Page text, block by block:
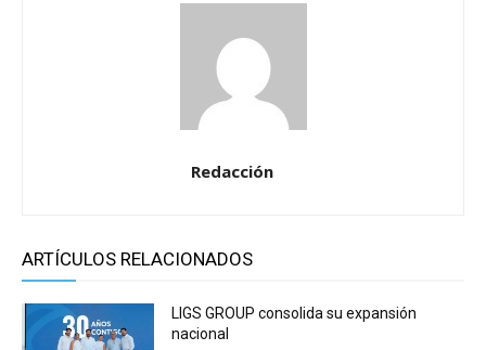
Redacción
ARTÍCULOS RELACIONADOS
LIGS GROUP consolida su expansión
nacional